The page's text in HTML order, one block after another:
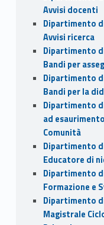
Avvisi docenti
Dipartimento
Avvisi ricerca
Dipartimento
Bandi per
Dipartimento
Bandi per la
Dipartimento
ad
Comunità
Dipartimento
Educatore di
Dipartimento
Formazione e
Dipartimento
Magistrale